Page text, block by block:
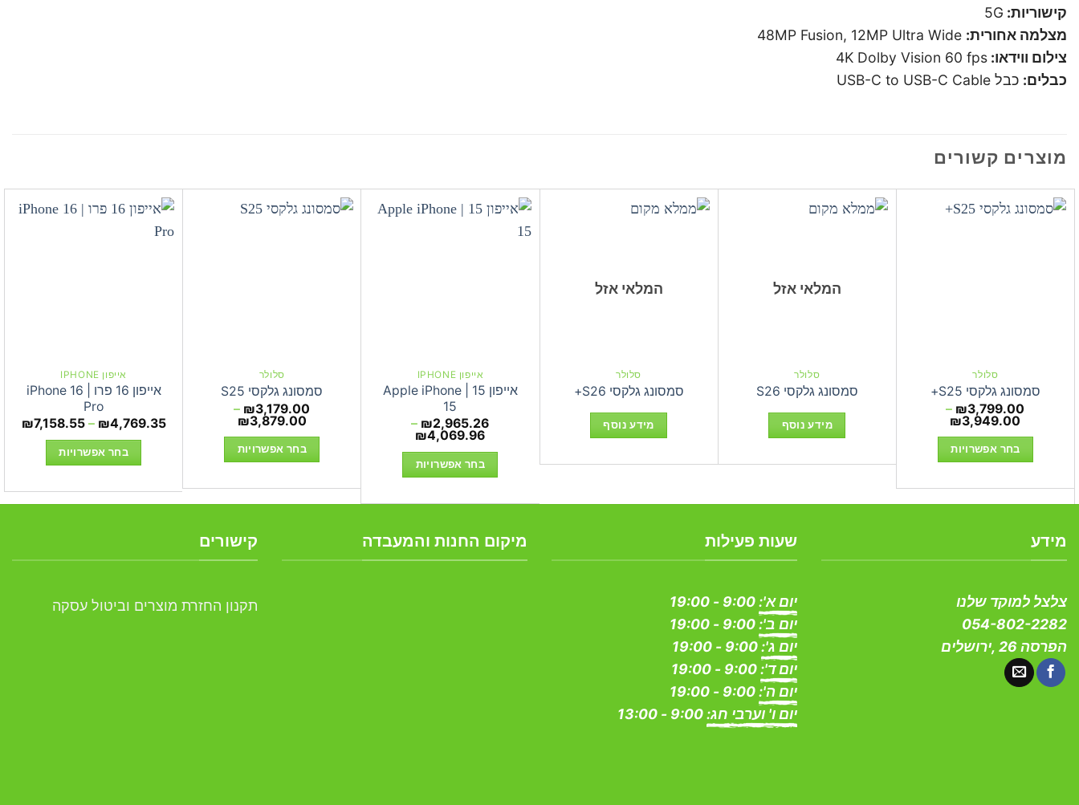
קישוריות: 5G
מצלמה אחורית:
צילום ווידאו: 4K Dolby Vision 60 fps
כבלים: כבל USB-C to USB-C Cable
מוצרים קשורים
סלולר
סמסונג גלקסי S25+
₪3,799.00
–
₪3,949.00 טווח
עדבחר אפשרויות
זה
לבחור
האפשרויות
בעמוד
המלאי אזל
סלולר
סמסונג גלקסי S26
מידע נוסף
המלאי אזל
סלולר
סמסונג גלקסי S26+
מידע נוסף
אייפון IPHONE
אייפון 15 | Apple iPhone
15
₪2,965.26
–
₪4,069.96 טווח
עדבחר אפשרויות
זה
מספר
סלולר
סמסונג גלקסי S25
₪3,179.00
–
₪3,879.00
עדבחר אפשרויות
זה
סוגים.
את
אייפון IPHONE
אייפון 16 פרו | iPhone 16
Pro
₪4,769.35
–
₪7,158.55
בחר אפשרויות
זה
לבחור
את
מידע
צלצל למוקד שלנו
054-802-2282
הפרסה 26 ,ירושלים
שעות פעילות
יום א':
יום ב':
יום ג':
יום ד':
יום ה':
יום ו' וערבי חג:
מיקום החנות והמעבדה קישורים
תקנון החזרת מוצרים וביטול עסקה